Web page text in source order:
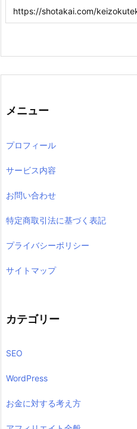
メニュー
プロフィール
サービス内容
お問い合わせ
特定商取引法に基づく表記
プライバシーポリシー
サイトマップ
カテゴリー
SEO
WordPress
お金に対する考え方